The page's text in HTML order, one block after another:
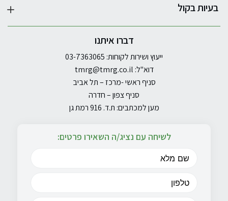
בעיות בקול
דברו איתנו
ייעוץ ושירות לקוחות: 03-7363065
דוא"ל: tmrg@tmrg.co.il
סניף ראשי -מרכז – תל אביב
סניף צפון – חדרה
מען למכתבים: ת.ד. 916 רמת גן
לשיחה עם נציג/ה השאירו פרטים: